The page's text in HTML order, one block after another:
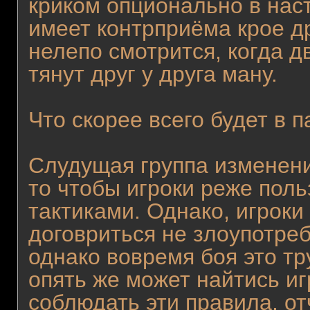
криком опционально в
имеет контрприёма крое
нелепо смотрится, когда
тянут друг у друга ману.
Что скорее всего будет в
Слудущая группа
то чтобы игроки реже
тактиками. Однако, игроки
договриться не
однако вовремя боя это
опять же может найтись
соблюдать эти правила,